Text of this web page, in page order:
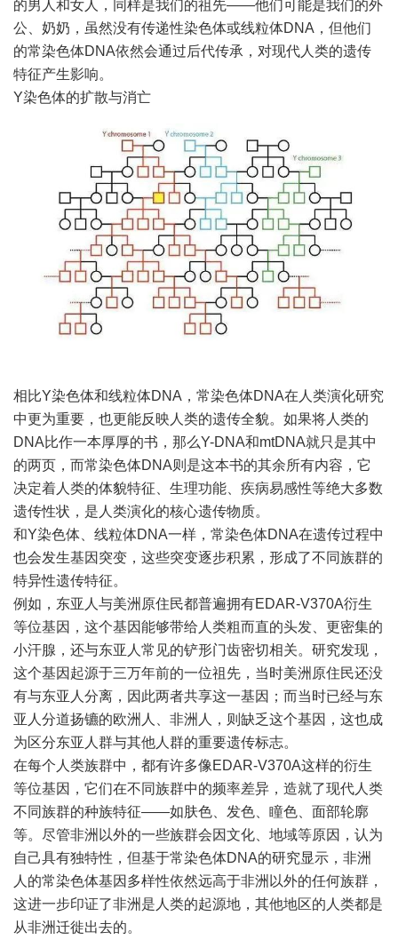
的男人和女人，同样是我们的祖先——他们可能是我们的外
公、奶奶，虽然没有传递性染色体或线粒体DNA，但他们
的常染色体DNA依然会通过后代传承，对现代人类的遗传
特征产生影响。
Y染色体的扩散与消亡
相比Y染色体和线粒体DNA，常染色体DNA在人类演化研究
中更为重要，也更能反映人类的遗传全貌。如果将人类的
DNA比作一本厚厚的书，那么Y-DNA和mtDNA就只是其中
的两页，而常染色体DNA则是这本书的其余所有内容，它
决定着人类的体貌特征、生理功能、疾病易感性等绝大多数
遗传性状，是人类演化的核心遗传物质。
和Y染色体、线粒体DNA一样，常染色体DNA在遗传过程中
也会发生基因突变，这些突变逐步积累，形成了不同族群的
特异性遗传特征。
例如，东亚人与美洲原住民都普遍拥有EDAR-V370A衍生
等位基因，这个基因能够带给人类粗而直的头发、更密集的
小汗腺，还与东亚人常见的铲形门齿密切相关。研究发现，
这个基因起源于三万年前的一位祖先，当时美洲原住民还没
有与东亚人分离，因此两者共享这一基因；而当时已经与东
亚人分道扬镳的欧洲人、非洲人，则缺乏这个基因，这也成
为区分东亚人群与其他人群的重要遗传标志。
在每个人类族群中，都有许多像EDAR-V370A这样的衍生
等位基因，它们在不同族群中的频率差异，造就了现代人类
不同族群的种族特征——如肤色、发色、瞳色、面部轮廓
等。尽管非洲以外的一些族群会因文化、地域等原因，认为
自己具有独特性，但基于常染色体DNA的研究显示，非洲
人的常染色体基因多样性依然远高于非洲以外的任何族群，
这进一步印证了非洲是人类的起源地，其他地区的人类都是
从非洲迁徙出去的。